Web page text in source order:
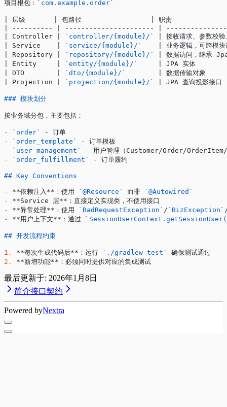
项目根包： `com.example.order`
| 层级       | 包路径                 | 职责
| ---------- | ---------------------- |
| Controller |
`controller/{module}/`
| 接收请求、参数
| Service    |
`service/{module}/`
| 业务逻辑，可跨模
| Repository |
`repository/{module}/`
| 数据访问，继承
| Entity     |
`entity/{module}/`
| JPA 实体
| DTO        |
`dto/{module}/`
| 数据传输对象
| Projection |
`projection/{module}/` | JPA 查询投
### 模块划分
按业务域分包，主要包括：
- `order`
- 订单
-
`order_template`
- 订单模板
-
`user_management`
- 用户管理（Customer/Order/
-
`order_fulfillment` - 订单履约
## Key Conventions
- **依赖注入** ：使用 `@Resource` 而非
`@Autowired`
-
**Service 层** ：直接定义实现类，不使用接口
-
**异常处理** ：使用 `BadRequestException` / `BizException`
-
**用户上下文** ：通过
## 开发流程约束
1. **每次生成代码后** ：运行 `./gradlew test`
确保测试通过
2.
**新增功能** ：必须同时提供对应的集成测试
最后更新于: 2026年1月8日
简介接口契约
Powered byNextra